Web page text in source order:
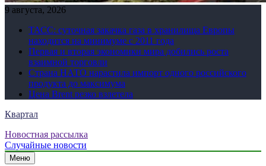
9 августа, 2026
ТАСС: суточная закачка газа в хранилища Европы
находится на минимуме с 2011 года
Первая и вторая экономики мира добились роста
взаимной торговли
Страна НАТО нарастила импорт одного российского
продукта до максимума
Цена Brent резко взлетела
Квартал
Новостная рассылка
Случайные новости
Меню